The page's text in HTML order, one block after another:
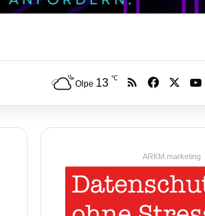
Olpe 13 ℃ RSS Facebook
ARKM.marketing